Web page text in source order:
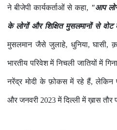
ने बीजेपी कार्यकर्ताओं से कहा, "आप
के लोगों और शिक्षित मुसलमानों से वोट
मुसलमान जैसे जुलाहे, धुनिया, घासी,
भारतीय परिवेश में निचली जातियों में
नरेंद्र मोदी के फ़ोकस में रहे हैं, लेकिन
और जनवरी 2023 में दिल्ली में ख़ास तौर